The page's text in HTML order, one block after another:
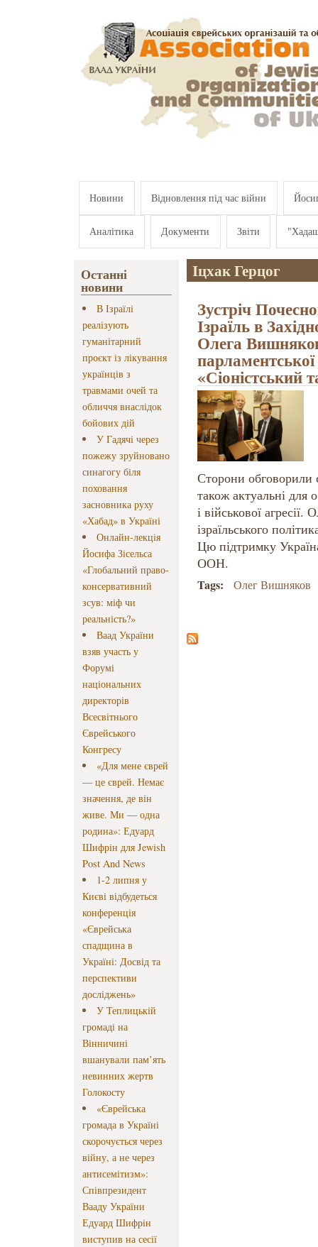
Новини Відновлення під час війни
Аналітика Документи Звіти
Останні
новини
В Ізраїлі
реалізують
гуманітарний
проєкт із лікування
українців з
травмами очей та
обличчя внаслідок
бойових дій
У Гадячі через
пожежу зруйновано
синагогу біля
поховання
засновника руху
«Хабад» в Україні
Онлайн-лекція
Йосифа Зісельса
«Глобальний право-
консервативний
зсув: міф чи
реальність?»
Ваад України
взяв участь у
Форумі
національних
директорів
Всесвітнього
Єврейського
Конгресу
«Для мене єврей
— це єврей. Немає
значення, де він
живе. Ми — одна
родина»: Едуард
Шифрін для Jewish
Post And News
1-2 липня у
Києві відбудеться
конференція
«Єврейська
спадщина в
Україні: Досвід та
перспективи
досліджень»
У Теплицькій
громаді на
Вінничині
вшанували пам’ять
невинних жертв
Голокосту
«Єврейська
громада в Україні
скорочується через
війну, а не через
антисемітизм»:
Співпрезидент
Вааду України
Едуард Шифрін
виступив на сесії
Іцхак Герцог
Зустріч
Ізраїль в
Олега
«Сіоністський
Сторони обговорили
також актуальні для
і військової
ізраїльського
Цю підтримку
ООН.
Tags: Олег Вишняков